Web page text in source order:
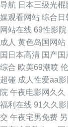
戒238分钟未删减版
丝在线看 91国产品
91资源在线播放 97
八戒影视论理 阿v
6080高清 一性一交
导航 日本三级光棍
媒观看网站 综合日
网站在线 69性影院
成人 黄色岛国网站
国日本高清 国产国
综合 欧美69潮喷
超碰 成人性爱aa影
院 午夜电影网久久
福利在线 91久久影
交 午夜宅男免费